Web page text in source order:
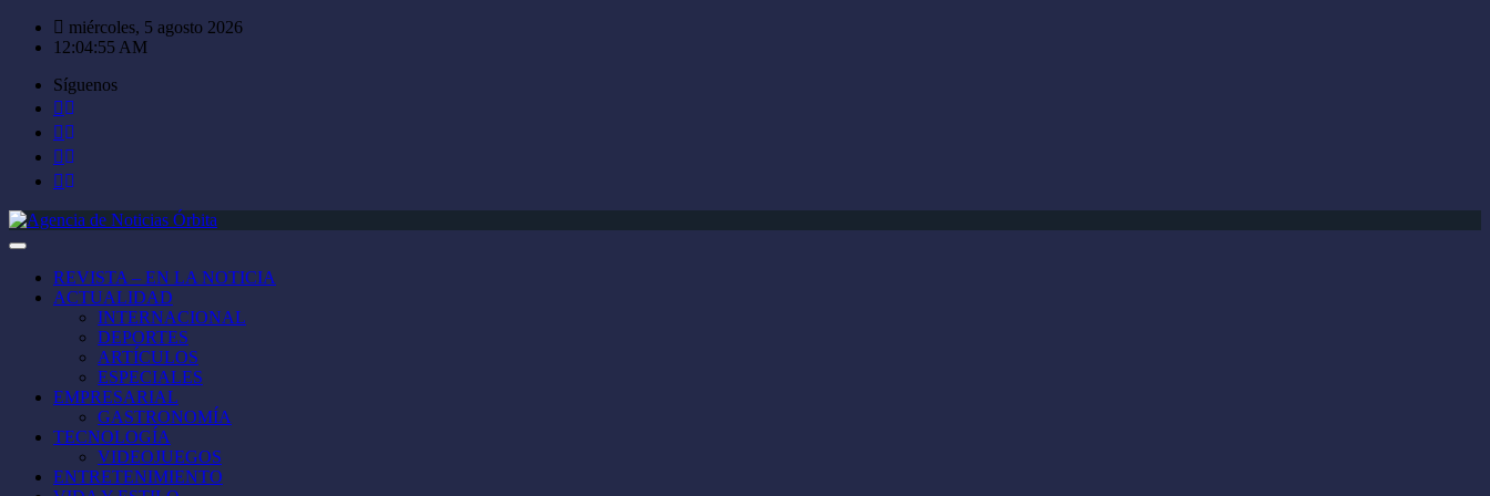
Saltar
miércoles, 5 agosto 2026
12:04:57 AM
Síguenos
REVISTA – EN LA NOTICIA
ACTUALIDAD
INTERNACIONAL
DEPORTES
ARTÍCULOS
ESPECIALES
EMPRESARIAL
GASTRONOMÍA
TECNOLOGÍA
VIDEOJUEGOS
ENTRETENIMIENTO